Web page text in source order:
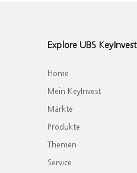
Explore UBS KeyInvest
Home
Mein KeyInvest
Märkte
Produkte
Themen
Service